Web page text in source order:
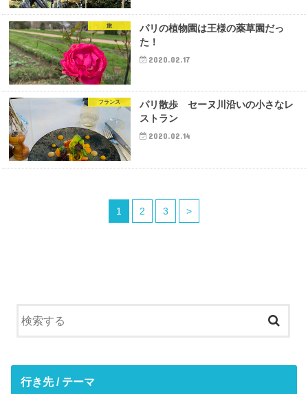
旅
パリの植物園は王様の薬草園だっ
た！
2020.02.17
フランス
パリ散歩 セーヌ川沿いの小さなレ
ストラン
2020.02.14
1 2 3 >
行き先 / テーマ